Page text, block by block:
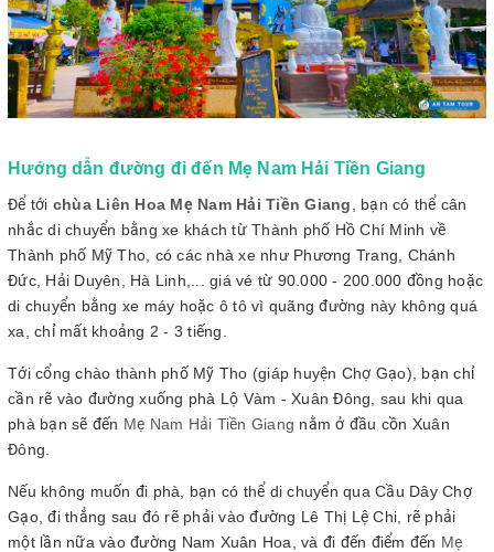
Hướng dẫn đường đi đến Mẹ Nam Hải Tiền Giang
Để tới chùa Liên Hoa Mẹ Nam Hải Tiền Giang , bạn có thể cân
nhắc di chuyển bằng xe khách từ Thành phố Hồ Chí Minh về
Thành phố Mỹ Tho, có các nhà xe như Phương Trang, Chánh
Đức, Hải Duyên, Hà Linh,... giá vé từ 90.000 - 200.000 đồng hoặc
di chuyển bằng xe máy hoặc ô tô vì quãng đường này không quá
xa, chỉ mất khoảng 2 - 3 tiếng.
Tới cổng chào thành phố Mỹ Tho (giáp huyện Chợ Gạo), bạn chỉ
cần rẽ vào đường xuống phà Lộ Vàm - Xuân Đông, sau khi qua
phà bạn sẽ đến Mẹ Nam Hải Tiền Giang nằm ở đầu cồn Xuân
Đông.
Nếu không muốn đi phà, bạn có thể di chuyển qua Cầu Dây Chợ
Gạo, đi thẳng sau đó rẽ phải vào đường Lê Thị Lệ Chi, rẽ phải
một lần nữa vào đường Nam Xuân Hoa, và đi đến điểm đến Mẹ